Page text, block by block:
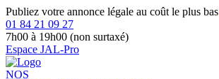
Publiez votre annonce légale au coût le plus bas
01 84 21 09 27
7h00 à 19h00 (non surtaxé)
Espace JAL-Pro
NOS